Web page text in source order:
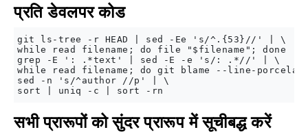
प्रति डेवलपर कोड
git ls-tree -r HEAD | sed -Ee 's/^.{53}//' | \
while read filename; do file "$filename"; done |
grep -E ': .*text' | sed -E -e 's/: .*//' | \
while read filename; do git blame --line-
sed -n 's/^author //p' | \
सभी प्रारूपों को सुंदर प्रारूप में सूचीबद्ध करें